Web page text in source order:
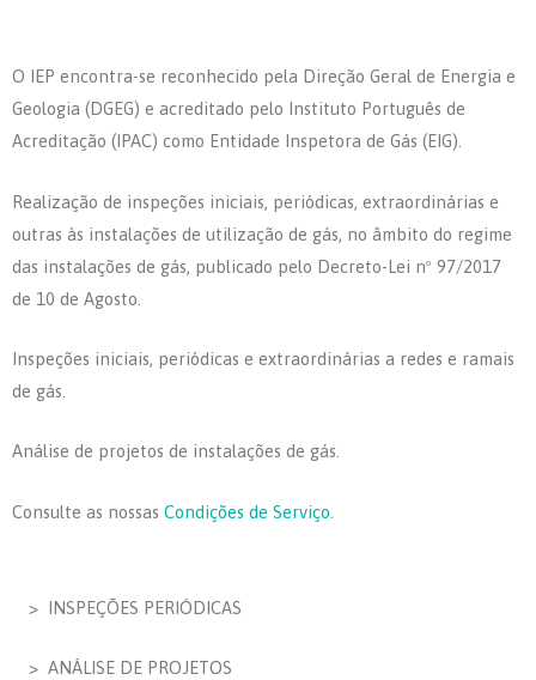
O IEP encontra-se reconhecido pela Direção Geral de Energia e
Geologia (DGEG) e acreditado pelo Instituto Português de
Acreditação (IPAC) como Entidade Inspetora de Gás (EIG).
Realização de inspeções iniciais, periódicas, extraordinárias e
outras às instalações de utilização de gás, no âmbito do regime
das instalações de gás, publicado pelo Decreto-Lei nº 97/2017
de 10 de Agosto.
Inspeções iniciais, periódicas e extraordinárias a redes e ramais
de gás.
Análise de projetos de instalações de gás.
Consulte as nossas Condições de Serviço
> INSPEÇÕES PERIÓDICAS
> ANÁLISE DE PROJETOS